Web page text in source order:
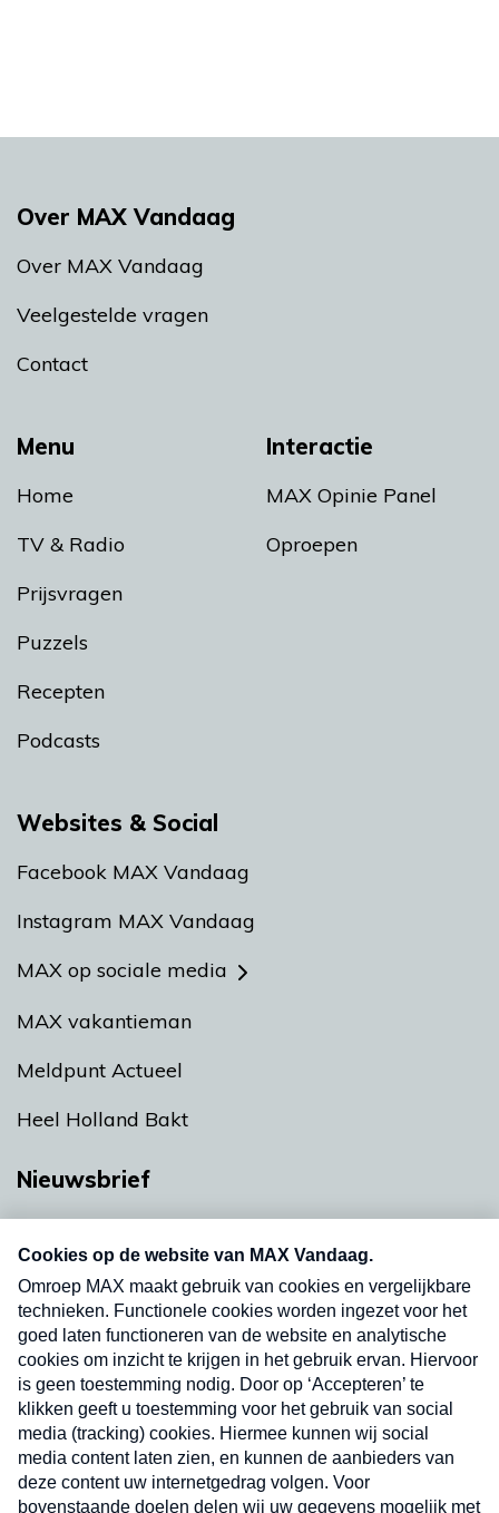
Menu
Home
TV & Radio
Prijsvragen
Puzzels
Recepten
Podcasts
Interactie
MAX Opinie Panel
Oproepen
Over MAX Vandaag
Over MAX Vandaag
Veelgestelde vragen
Contact
Websites & Social
Facebook MAX Vandaag
Instagram MAX Vandaag
MAX op sociale media
MAX vakantieman
Meldpunt Actueel
Heel Holland Bakt
Nieuwsbrief
nieuwsbrief. Elke vrijdag- en dinsdagochtend in
uw mailbox.
Verzend